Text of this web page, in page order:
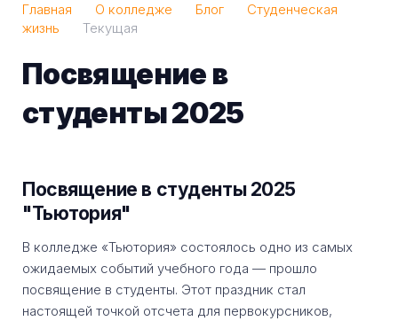
Главная О колледже Блог
Студенческая
жизнь
Текущая
Посвящение в
студенты 2025
Посвящение в студенты 2025
"Тьютория"
В колледже «Тьютория» состоялось одно из самых
ожидаемых событий учебного года — прошло
посвящение в студенты. Этот праздник стал
настоящей точкой отсчета для первокурсников,